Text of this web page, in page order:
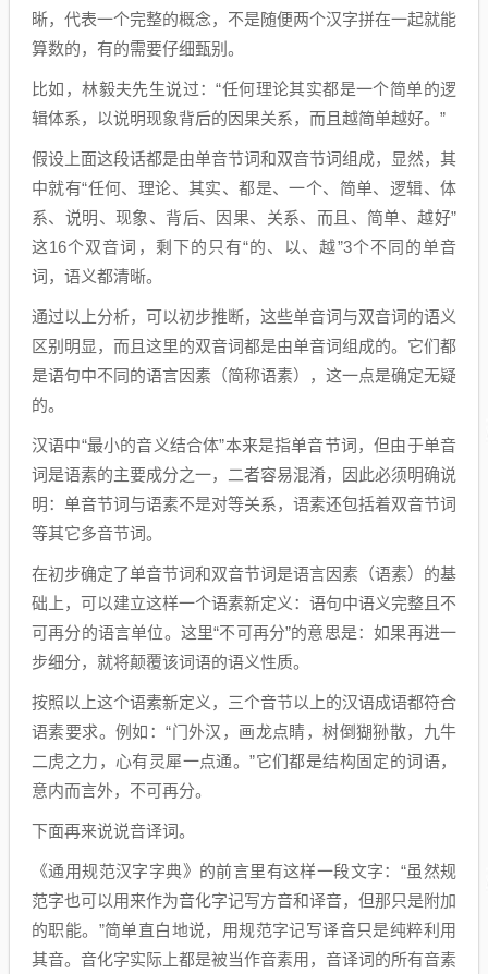
晰，代表一个完整的概念，不是随便两个汉字拼在一起就能
算数的，有的需要仔细甄别。
比如，林毅夫先生说过：“任何理论其实都是一个简单的逻
辑体系，以说明现象背后的因果关系，而且越简单越好。”
假设上面这段话都是由单音节词和双音节词组成，显然，其
中就有“任何、理论、其实、都是、一个、简单、逻辑、体
系、说明、现象、背后、因果、关系、而且、简单、越好”
这16个双音词，剩下的只有“的、以、越”3个不同的单音
词，语义都清晰。
通过以上分析，可以初步推断，这些单音词与双音词的语义
区别明显，而且这里的双音词都是由单音词组成的。它们都
是语句中不同的语言因素（简称语素），这一点是确定无疑
的。
汉语中“最小的音义结合体”本来是指单音节词，但由于单音
词是语素的主要成分之一，二者容易混淆，因此必须明确说
明：单音节词与语素不是对等关系，语素还包括着双音节词
等其它多音节词。
在初步确定了单音节词和双音节词是语言因素（语素）的基
础上，可以建立这样一个语素新定义：语句中语义完整且不
可再分的语言单位。这里“不可再分”的意思是：如果再进一
步细分，就将颠覆该词语的语义性质。
按照以上这个语素新定义，三个音节以上的汉语成语都符合
语素要求。例如：“门外汉，画龙点睛，树倒猢狲散，九牛
二虎之力，心有灵犀一点通。”它们都是结构固定的词语，
意内而言外，不可再分。
下面再来说说音译词。
《通用规范汉字字典》的前言里有这样一段文字：“虽然规
范字也可以用来作为音化字记写方音和译音，但那只是附加
的职能。”简单直白地说，用规范字记写译音只是纯粹利用
其音。音化字实际上都是被当作音素用，音译词的所有音素